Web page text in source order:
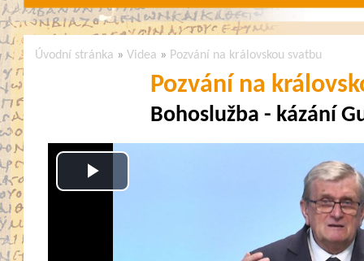
Úvodní stránka » Videa » Pozvání na královskou svatbu
Pozvání na
Bohoslužba - kázání
Play